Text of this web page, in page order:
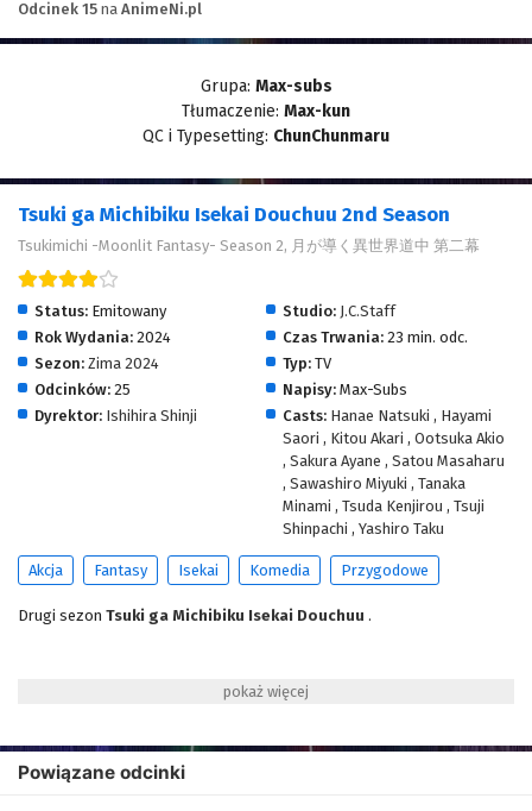
Odcinek 15 na AnimeNi.pl
Grupa: Max-subs
Tłumaczenie: Max-kun
QC i Typesetting: ChunChunmaru
Tsuki ga Michibiku Isekai Douchuu 2nd Season
Tsukimichi -Moonlit Fantasy- Season 2, 月が導く異世界道中 第二幕
Status: Emitowany Studio: J.C.Staff
Rok Wydania: 2024 Czas Trwania: 23 min. odc.
Sezon: Zima 2024 Typ: TV
Odcinków: 25 Napisy: Max-Subs
Dyrektor: Ishihira Shinji Casts: Hanae Natsuki , Hayami
Saori , Kitou Akari , Ootsuka Akio
, Sakura Ayane , Satou Masaharu
, Sawashiro Miyuki , Tanaka
Minami , Tsuda Kenjirou , Tsuji
Shinpachi , Yashiro Taku
Akcja Fantasy Isekai Komedia Przygodowe
Drugi sezon Tsuki ga Michibiku Isekai Douchuu .
Powiązane odcinki